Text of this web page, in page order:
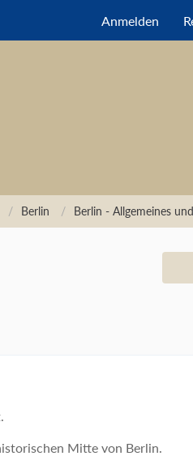
Anmelden
Berlin Berlin - Allgemeines
Mitte von Berlin.